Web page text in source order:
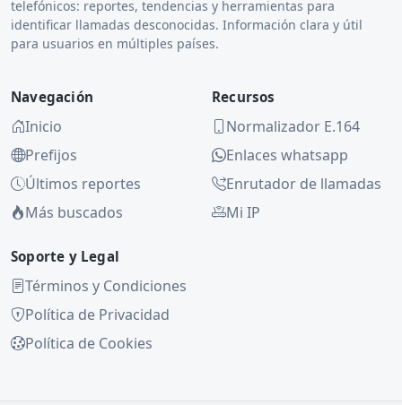
telefónicos: reportes, tendencias y herramientas para
identificar llamadas desconocidas. Información clara y útil
para usuarios en múltiples países.
Navegación
Inicio
Prefijos
Últimos reportes
Más buscados
Recursos
Normalizador E.164
Enlaces whatsapp
Enrutador de llamadas
Mi IP
Soporte y Legal
Términos y Condiciones
Política de Privacidad
Política de Cookies